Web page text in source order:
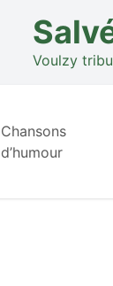
Voulzy
Chansons
d’humour